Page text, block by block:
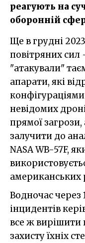
реагують на
оборонній
Ще в грудні 2023 році одну з авіабаз
повітряних сил
"атакували"
апарати, які
конфігураціями
невідомих
прямої
залучити до
NASA WB-57F,
американських
Водночас через
інцидентів
все ж вирішити
захисту їхніх